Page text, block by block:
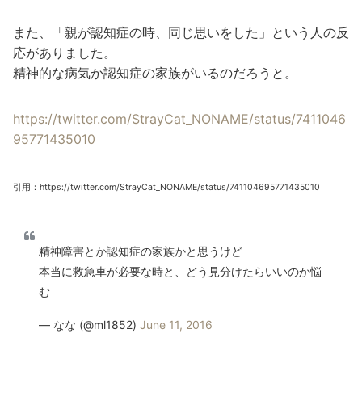
また、「親が認知症の時、同じ思いをした」という人の反
応がありました。
精神的な病気か認知症の家族がいるのだろうと。
https://twitter.com/StrayCat_NONAME/status/7411046
95771435010
引用：https://twitter.com/StrayCat_NONAME/status/741104695771435010
精神障害とか認知症の家族かと思うけど
本当に救急車が必要な時と、どう見分けたらいいのか悩
む
— なな (@ml1852) June 11, 2016